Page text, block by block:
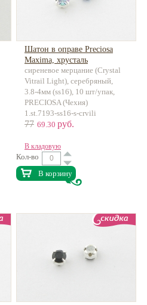
Шатон в оправе Preciosa
Maxima, хрусталь
сиреневое мерцание (Crystal
Vitrail Light), серебряный,
3.8-4мм (ss16), 10 шт/упак,
PRECIOSA (Чехия)
1.st.7193-ss16-s-crvili
77 69.30 руб.
В кладовую
Кол-во
В корзину